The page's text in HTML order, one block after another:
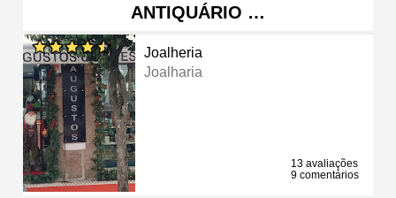
ANTIQUÁRIO …
Joalheria
Joalharia
13 avaliações
9 comentários